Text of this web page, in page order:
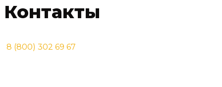
Контакты
8 (800) 302 69 67